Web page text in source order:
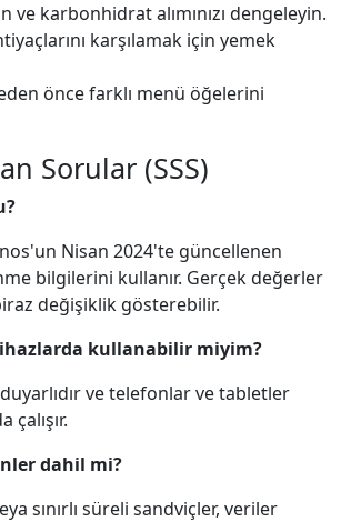
ve karbonhidrat alımınızı dengeleyin.
karşılamak için yemek
önce farklı menü öğelerini
Sorular (SSS)
Nisan 2024'te güncellenen
bilgilerini kullanır. Gerçek değerler
değişiklik gösterebilir.
kullanabilir miyim?
duyarlıdır ve telefonlar ve tabletler
çalışır.
dahil mi?
sınırlı süreli sandviçler, veriler